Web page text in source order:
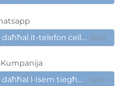
0/100
0/100